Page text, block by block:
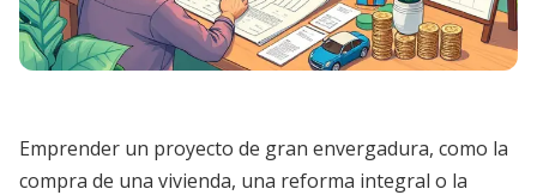
Emprender un proyecto de gran envergadura, como la
compra de una vivienda, una reforma integral o la